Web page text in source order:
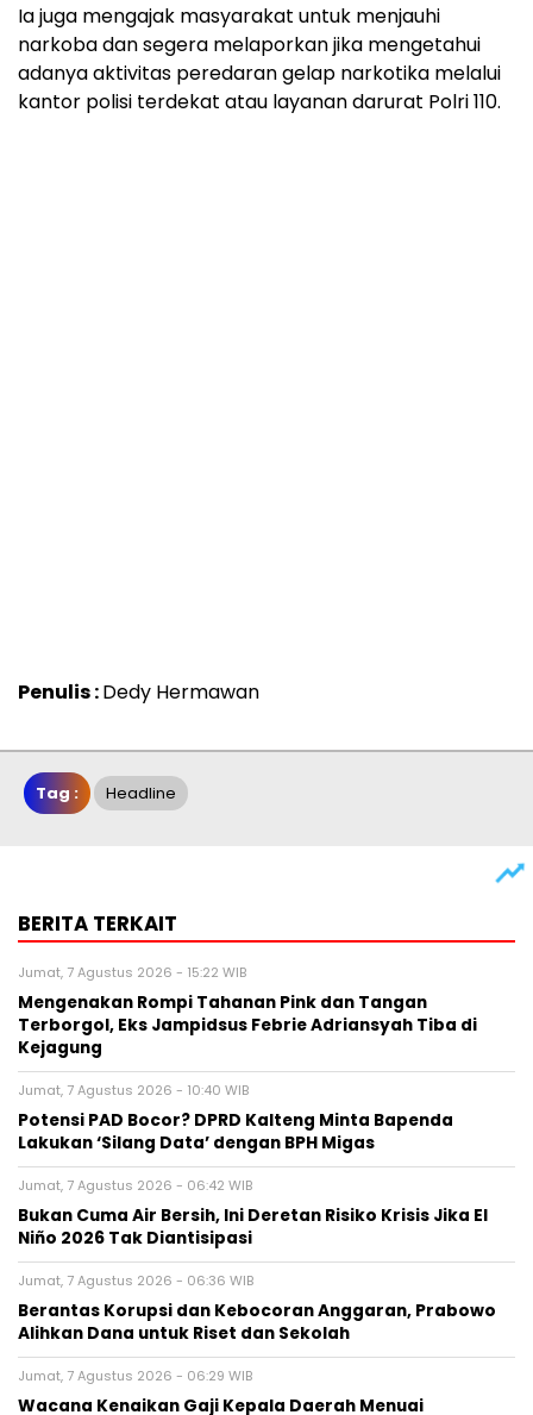
Ia juga mengajak masyarakat untuk menjauhi
narkoba dan segera melaporkan jika mengetahui
adanya aktivitas peredaran gelap narkotika melalui
kantor polisi terdekat atau layanan darurat Polri 110.
Penulis :Dedy Hermawan
Tag : Headline
BERITA TERKAIT
Jumat, 7 Agustus 2026 - 15:22 WIB
Mengenakan Rompi Tahanan Pink dan Tangan
Terborgol, Eks Jampidsus Febrie Adriansyah Tiba di
Kejagung
Jumat, 7 Agustus 2026 - 10:40 WIB
Potensi PAD Bocor? DPRD Kalteng Minta Bapenda
Lakukan ‘Silang Data’ dengan BPH Migas
Jumat, 7 Agustus 2026 - 06:42 WIB
Bukan Cuma Air Bersih, Ini Deretan Risiko Krisis Jika El
Niño 2026 Tak Diantisipasi
Jumat, 7 Agustus 2026 - 06:36 WIB
Berantas Korupsi dan Kebocoran Anggaran, Prabowo
Alihkan Dana untuk Riset dan Sekolah
Jumat, 7 Agustus 2026 - 06:29 WIB
Wacana Kenaikan Gaji Kepala Daerah Menuai